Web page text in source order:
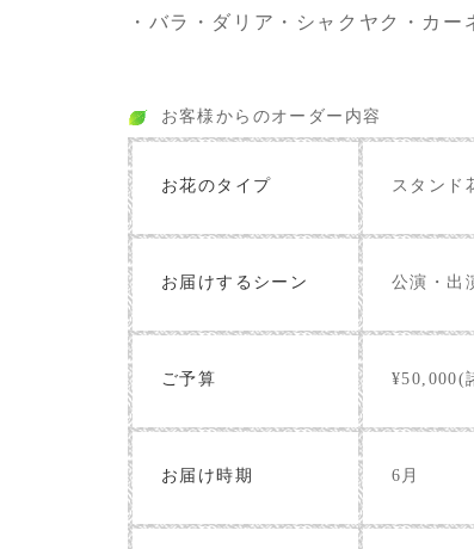
・バラ・ダリア・シャクヤク・カ
お客様からのオーダー内容
お花のタイプ スタンド
お届けするシーン 公演・出
ご予算 ¥50,000(
お届け時期 6月